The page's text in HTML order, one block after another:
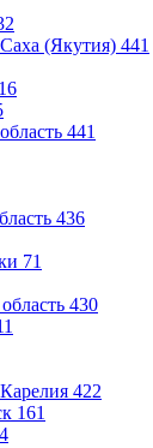
(Якутия) 441
16
441
436
71
430
422
161